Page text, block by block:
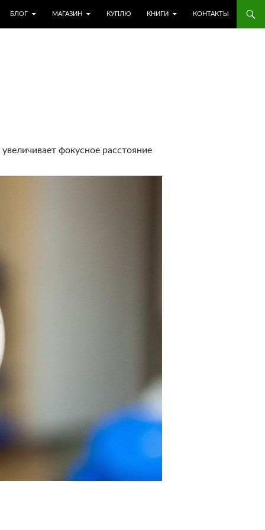
БЛОГ МАГАЗИН КУПЛЮ КНИГИ КОНТАКТЫ
фокусное расстояние